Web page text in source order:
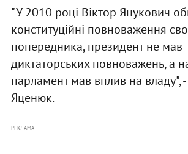
"У 2010 році Віктор Янукович
конституційні повноваження
попередника, президент не мав
диктаторських повноважень, а
парламент мав вплив на владу",
Яценюк.
РЕКЛАМА